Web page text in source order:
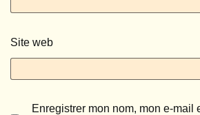
Site web
Enregistrer mon nom, mon e-mail